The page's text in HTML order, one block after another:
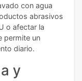
con agua
abrasivos
o afectar la
permite un
diario.
y